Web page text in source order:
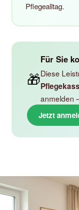
Pflegealltag.
🎁
Für Sie
Diese
anmelden
Jetzt